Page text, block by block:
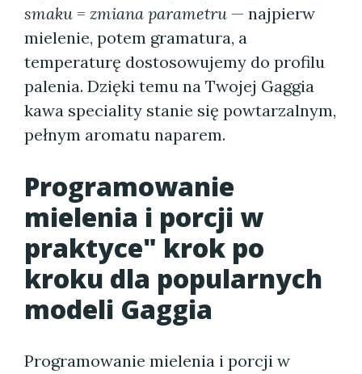
smaku = zmiana parametru — najpierw
mielenie, potem gramatura, a
temperaturę dostosowujemy do profilu
palenia. Dzięki temu na Twojej Gaggia
kawa speciality stanie się powtarzalnym,
pełnym aromatu naparem.
Programowanie
mielenia i porcji w
praktyce" krok po
kroku dla popularnych
modeli Gaggia
Programowanie mielenia i porcji w